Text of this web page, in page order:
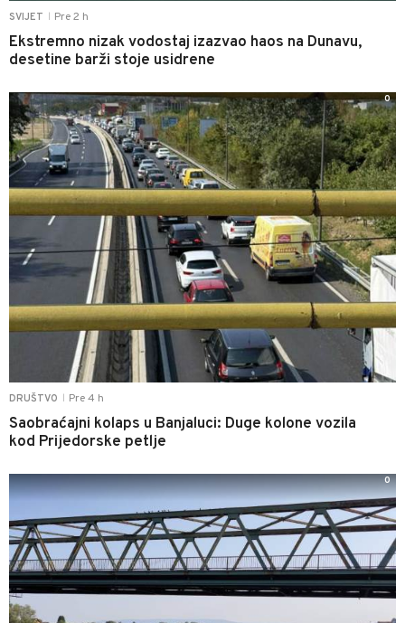
SVIJET Pre 2 h
Ekstremno nizak vodostaj izazvao haos na Dunavu,
desetine barži stoje usidrene
DRUŠTVO Pre 4 h
Saobraćajni kolaps u Banjaluci: Duge kolone vozila
kod Prijedorske petlje
0
0